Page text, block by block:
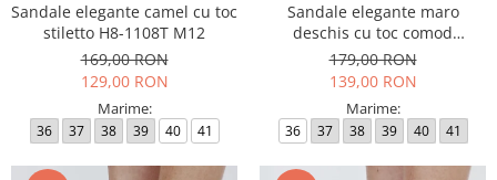
Sandale elegante camel cu toc
stiletto H8-1108T M12
169,00 RON
129,00 RON
Marime:
36 37 38 39 40 41
Sandale elegante maro
deschis cu toc comod
BYJ8618-2 M11
179,00 RON
139,00 RON
Marime:
36 37 38 39 40 41